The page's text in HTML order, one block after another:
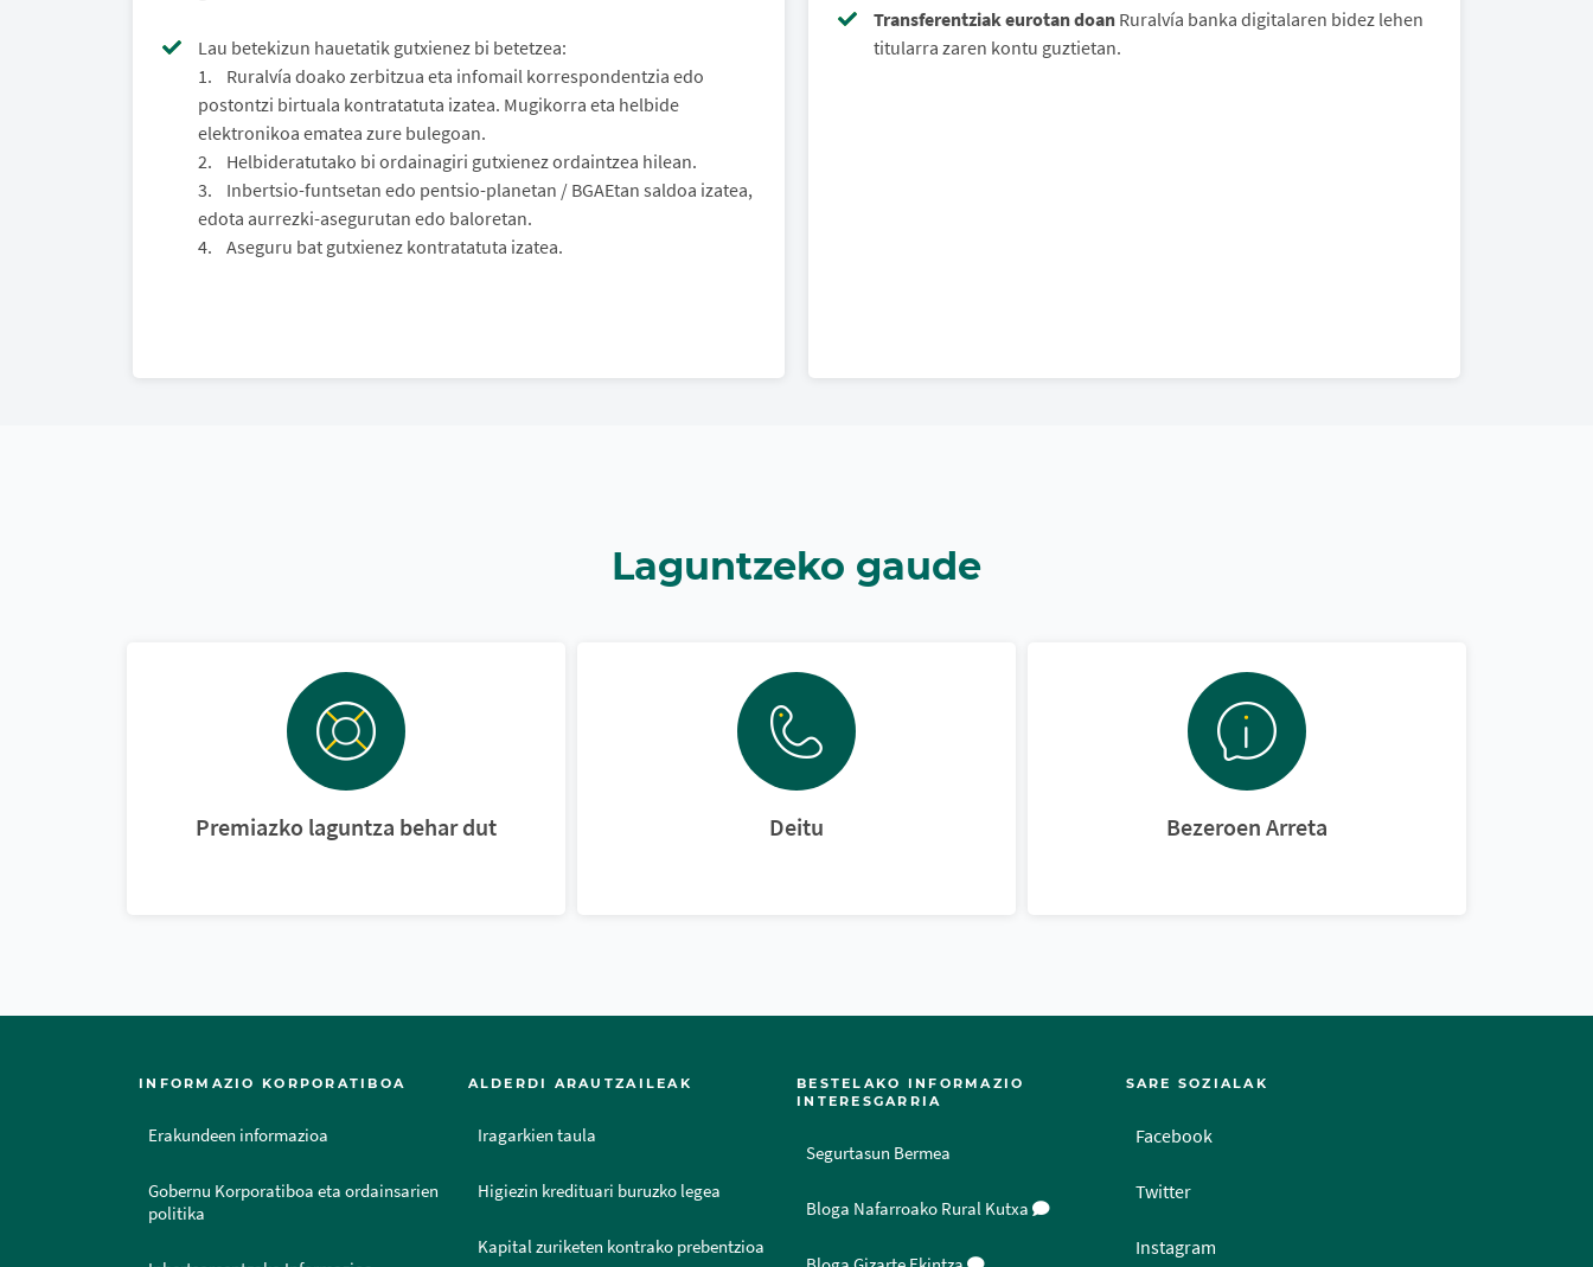
Lau betekizun hauetatik gutxienez bi betetzea:
1. Ruralvía doako zerbitzua eta infomail korrespondentzia edo
postontzi birtuala kontratatuta izatea. Mugikorra eta helbide
elektronikoa ematea zure bulegoan.
2. Helbideratutako bi ordainagiri gutxienez ordaintzea hilean.
3. Inbertsio-funtsetan edo pentsio-planetan / BGAEtan saldoa izatea,
edota aurrezki-asegurutan edo baloretan.
4. Aseguru bat gutxienez kontratatuta izatea.
Transferentziak eurotan doan Ruralvía banka digitalaren bidez lehen
titularra zaren kontu guztietan.
Laguntzeko gaude
Premiazko laguntza behar dut Deitu Bezeroen Arreta
INFORMAZIO KORPORATIBOA
Erakundeen informazioa
Gobernu Korporatiboa eta ordainsarien
politika
ALDERDI ARAUTZAILEAK
Iragarkien taula
Higiezin kredituari buruzko legea
Kapital zuriketen kontrako prebentzioa
BESTELAKO INFORMAZIO
INTERESGARRIA
Segurtasun Bermea
Bloga Nafarroako Rural Kutxa
SARE SOZIALAK
Facebook
Twitter
Instagram